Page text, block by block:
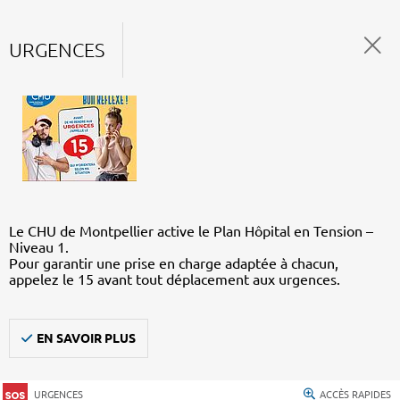
URGENCES
Le CHU de Montpellier active le Plan Hôpital en Tension –
Niveau 1.
Pour garantir une prise en charge adaptée à chacun,
appelez le 15 avant tout déplacement aux urgences.
EN SAVOIR PLUS
URGENCES ACCÈS RAPIDES